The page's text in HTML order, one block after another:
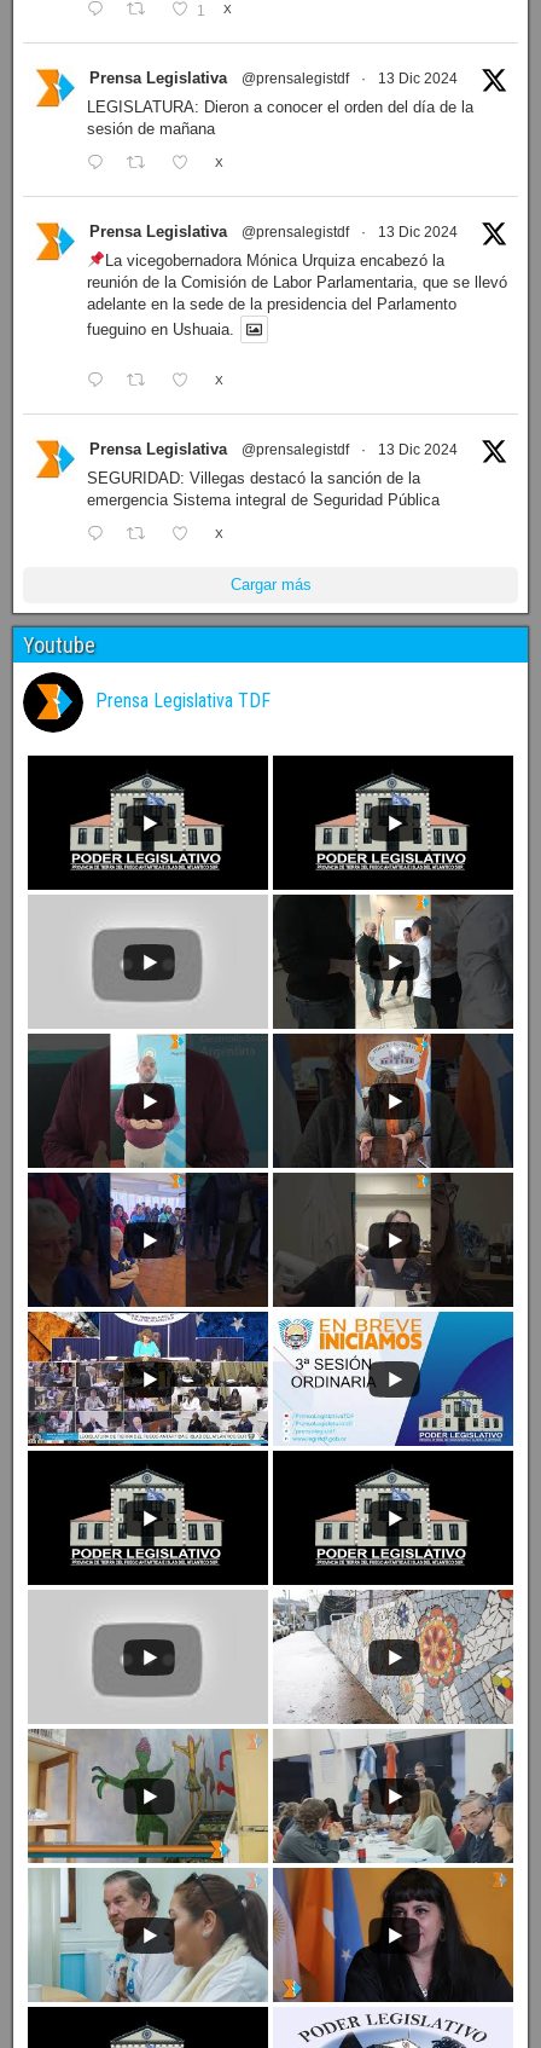
1 X
Prensa Legislativa @prensalegistdf · 13 Dic 2024
LEGISLATURA: Dieron a conocer el orden del día de la
sesión de mañana
X
Prensa Legislativa @prensalegistdf · 13 Dic 2024
La vicegobernadora Mónica Urquiza encabezó la
reunión de la Comisión de Labor Parlamentaria, que se llevó
adelante en la sede de la presidencia del Parlamento
fueguino en Ushuaia.
X
Prensa Legislativa @prensalegistdf · 13 Dic 2024
SEGURIDAD: Villegas destacó la sanción de la
emergencia Sistema integral de Seguridad Pública
X
Cargar más
Youtube
Prensa Legislativa TDF